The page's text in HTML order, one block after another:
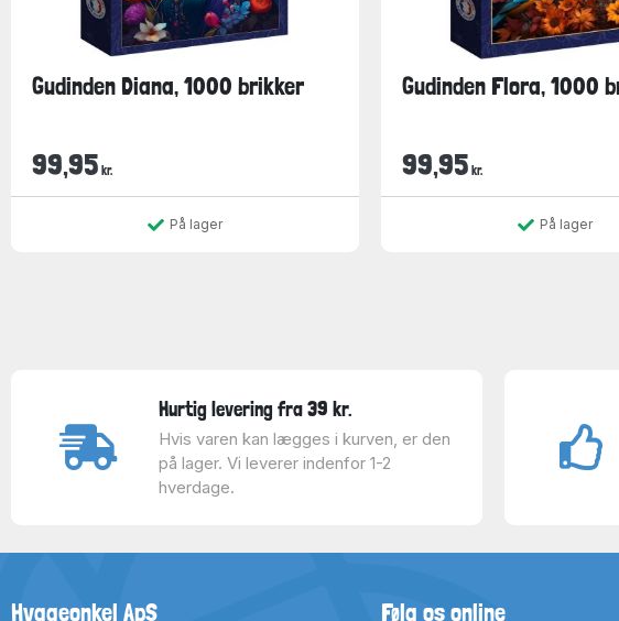
Gudinden Diana, 1000 brikker
99,95 kr.
På lager
Gudinden Flora, 1000
99,95 kr.
På lager
Hurtig levering fra 39 kr.
Hvis varen kan lægges i kurven, er den
på lager. Vi leverer indenfor 1-2
hverdage.
Hyggeonkel ApS Følg os online